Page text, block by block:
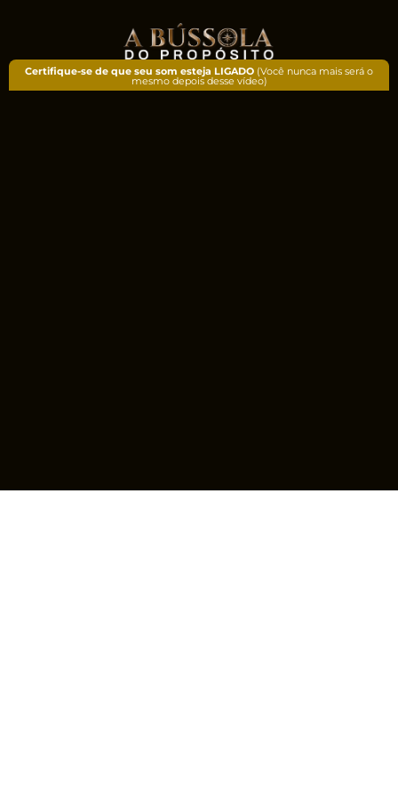
Certifique-se de que seu som esteja LIGADO (Você nunca mais será o
mesmo depois desse vídeo)